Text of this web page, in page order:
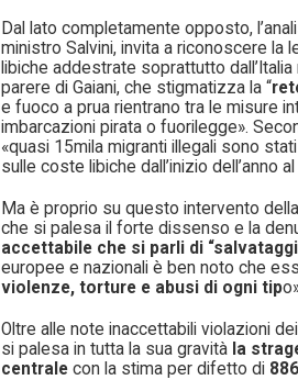
Dal lato completamente opposto,
ministro Salvini, invita a riconoscere la
libiche addestrate soprattutto
parere di Gaiani, che stigmatizza la “
e fuoco a prua rientrano tra le misure
imbarcazioni pirata o fuorilegge».
«quasi 15mila migranti illegali sono
sulle coste libiche dall’inizio dell’anno
Ma è proprio su questo intervento della
che si palesa il forte dissenso e la
accettabile che si parli di
europee e nazionali è ben noto che
violenze, torture e abusi di ogni tip
Oltre alle note inaccettabili violazioni
si palesa in tutta la sua gravità la
centrale con la stima per difetto di